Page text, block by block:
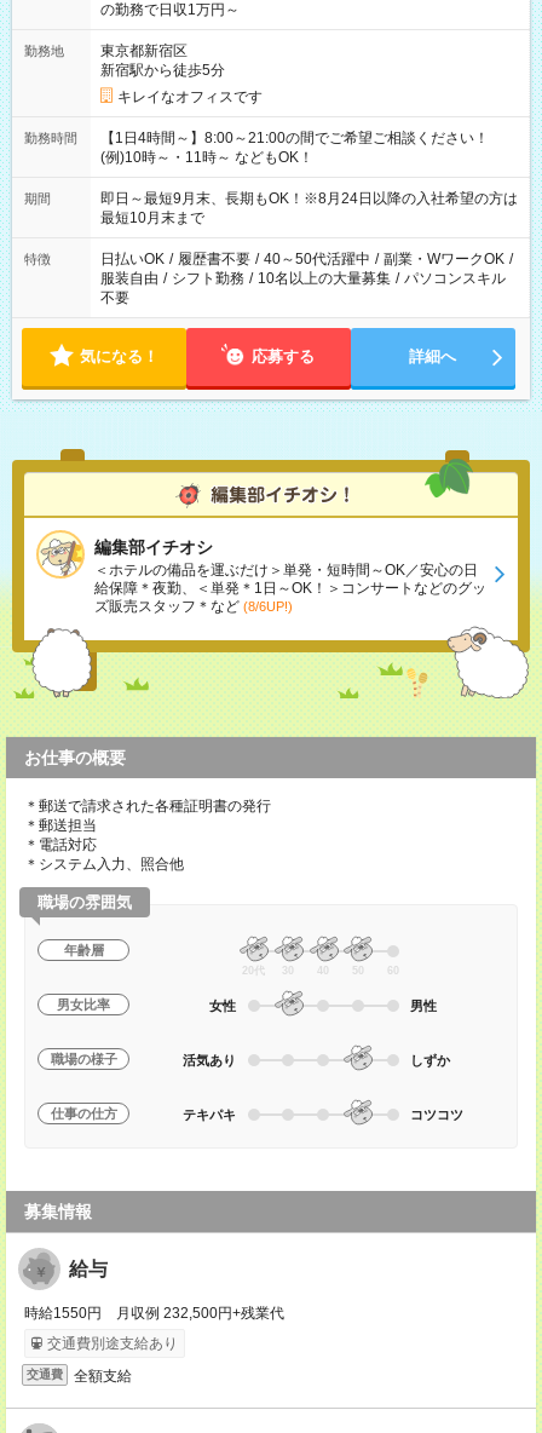
の勤務で日収1万円～
勤務地
東京都新宿区
新宿駅から徒歩5分
キレイなオフィスです
勤務時間
【1日4時間～】8:00～21:00の間でご希望ご相談ください！
(例)10時～・11時～ などもOK！
期間
即日～最短9月末、長期もOK！※8月24日以降の入社希望の方は
最短10月末まで
特徴 日払いOK / 履歴書不要 / 40～50代活躍中 / 副業・WワークOK /
服装自由 / シフト勤務 / 10名以上の大量募集 / パソコンスキル
不要
気になる！ 応募する 詳細へ
編集部イチオシ
＜ホテルの備品を運ぶだけ＞単発・短時間～OK／安心の日
給保障＊夜勤、＜単発＊1日～OK！＞コンサートなどのグッ
ズ販売スタッフ＊など (8/6UP!)
お仕事の概要
＊郵送で請求された各種証明書の発行
＊郵送担当
＊電話対応
＊システム入力、照合他
職場の雰囲気
年齢層
20代 30 40 50 60
男女比率 女性 男性
職場の様子 活気あり しずか
仕事の仕方 テキパキ コツコツ
募集情報
給与
時給1550円 月収例 232,500円+残業代
交通費別途支給あり
交通費 全額支給